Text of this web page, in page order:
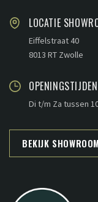
LOCATIE
Eiffelstraat 40
8013 RT Zwolle
Di t/m Za tussen
BEKIJK